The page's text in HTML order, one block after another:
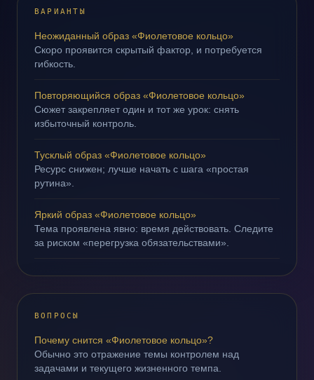
ВАРИАНТЫ
Неожиданный образ «Фиолетовое кольцо»
Скоро проявится скрытый фактор, и потребуется
гибкость.
Повторяющийся образ «Фиолетовое кольцо»
Сюжет закрепляет один и тот же урок: снять
избыточный контроль.
Тусклый образ «Фиолетовое кольцо»
Ресурс снижен; лучше начать с шага «простая
рутина».
Яркий образ «Фиолетовое кольцо»
Тема проявлена явно: время действовать. Следите
за риском «перегрузка обязательствами».
ВОПРОСЫ
Почему снится «Фиолетовое кольцо»?
Обычно это отражение темы контролем над
задачами и текущего жизненного темпа.